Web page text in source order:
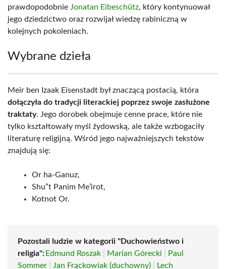
prawdopodobnie Jonatan Eibeschütz, który kontynuował
jego dziedzictwo oraz rozwijał wiedzę rabiniczną w
kolejnych pokoleniach.
Wybrane dzieła
Meir ben Izaak Eisenstadt był znaczącą postacią, która
dołączyła do tradycji literackiej poprzez swoje zasłużone
traktaty. Jego dorobek obejmuje cenne prace, które nie
tylko kształtowały myśl żydowską, ale także wzbogaciły
literaturę religijną. Wśród jego najważniejszych tekstów
znajdują się:
Or ha-Ganuz,
Shu”t Panim Me’irot,
Kotnot Or.
Pozostali ludzie w kategorii "Duchowieństwo i
religia": Edmund Roszak Marian Górecki
Paul
Sommer
Jan Frąckowiak (duchowny) Lech